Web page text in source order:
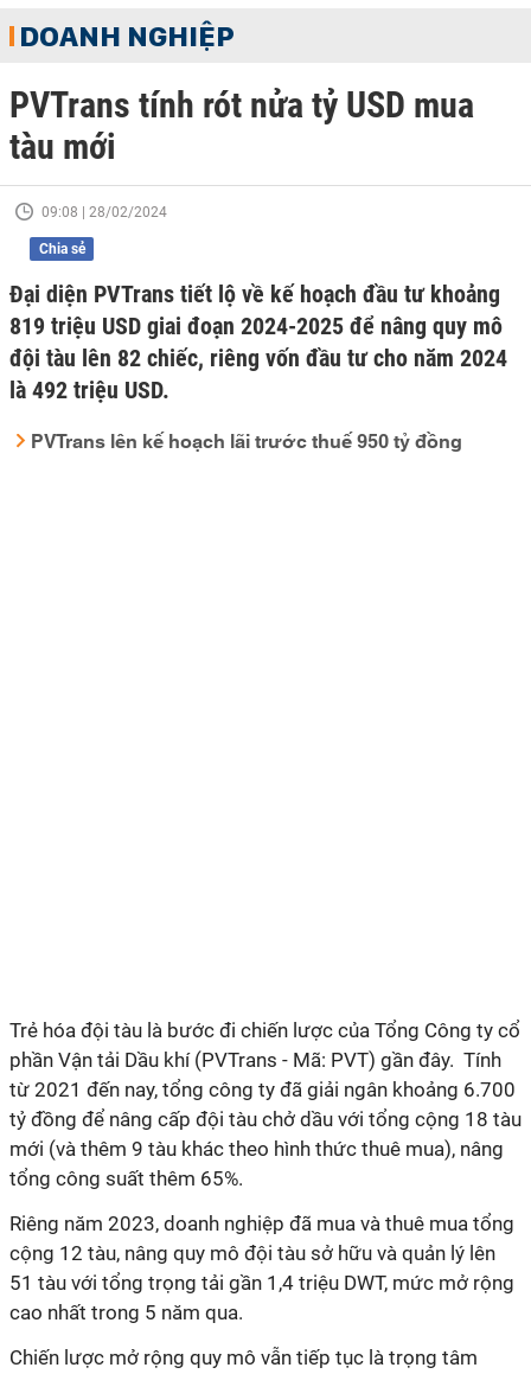
DOANH NGHIỆP
PVTrans tính rót nửa tỷ USD mua
tàu mới
09:08 | 28/02/2024
Chia sẻ
Đại diện PVTrans tiết lộ về kế hoạch đầu tư khoảng
819 triệu USD giai đoạn 2024-2025 để nâng quy mô
đội tàu lên 82 chiếc, riêng vốn đầu tư cho năm 2024
là 492 triệu USD.
PVTrans lên kế hoạch lãi trước thuế 950 tỷ đồng
Trẻ hóa đội tàu là bước đi chiến lược của Tổng Công ty cổ
phần Vận tải Dầu khí (PVTrans - Mã: PVT) gần đây. Tính
từ 2021 đến nay, tổng công ty đã giải ngân khoảng 6.700
tỷ đồng để nâng cấp đội tàu chở dầu với tổng cộng 18 tàu
mới (và thêm 9 tàu khác theo hình thức thuê mua), nâng
tổng công suất thêm 65%.
Riêng năm 2023, doanh nghiệp đã mua và thuê mua tổng
cộng 12 tàu, nâng quy mô đội tàu sở hữu và quản lý lên
51 tàu với tổng trọng tải gần 1,4 triệu DWT, mức mở rộng
cao nhất trong 5 năm qua.
Chiến lược mở rộng quy mô vẫn tiếp tục là trọng tâm